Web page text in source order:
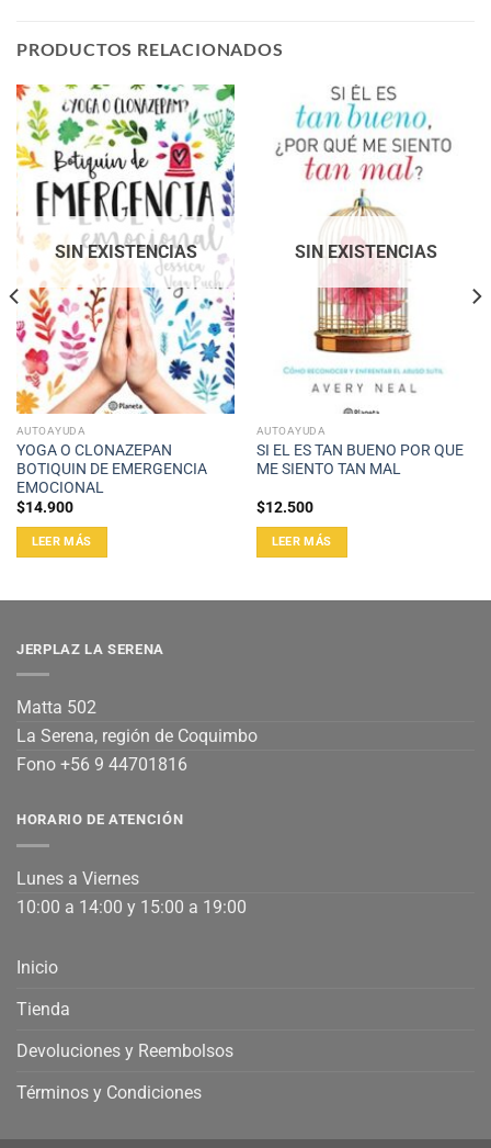
PRODUCTOS RELACIONADOS
SIN EXISTENCIAS
AUTOAYUDA
YOGA O CLONAZEPAN
BOTIQUIN DE EMERGENCIA
EMOCIONAL
$14.900
LEER MÁS
SIN EXISTENCIAS
AUTOAYUDA
SI EL ES TAN BUENO POR QUE
ME SIENTO TAN MAL
$12.500
LEER MÁS
JERPLAZ LA SERENA
Matta 502
La Serena, región de Coquimbo
Fono +56 9 44701816
HORARIO DE ATENCIÓN
Lunes a Viernes
10:00 a 14:00 y 15:00 a 19:00
Inicio
Tienda
Devoluciones y Reembolsos
Términos y Condiciones